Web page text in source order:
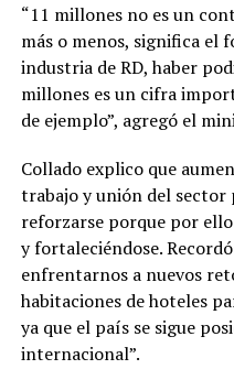
“11 millones no es un
más o menos, significa
industria de RD, haber
millones es un cifra
de ejemplo”, agregó el
Collado explico que
trabajo y unión del sector
reforzarse porque por
y fortaleciéndose.
enfrentarnos a nuevos
habitaciones de hoteles
ya que el país se sigue
internacional”.